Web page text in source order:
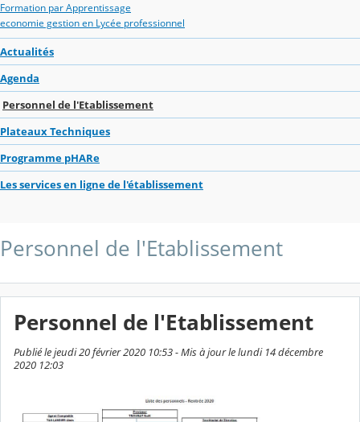
Formation par Apprentissage
economie gestion en Lycée professionnel
Actualités
Agenda
Personnel de l'Etablissement
Plateaux Techniques
Programme pHARe
Les services en ligne de l'établissement
Personnel de l'Etablissement
Personnel de l'Etablissement
Publié le jeudi 20 février 2020 10:53 - Mis à jour le lundi 14 décembre
2020 12:03